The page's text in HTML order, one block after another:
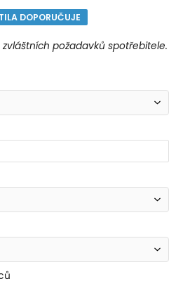
DOPORUČUJE
požadavků spotřebitele.